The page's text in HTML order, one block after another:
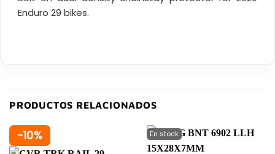
Enduro 29 bikes.
PRODUCTOS RELACIONADOS
-10%